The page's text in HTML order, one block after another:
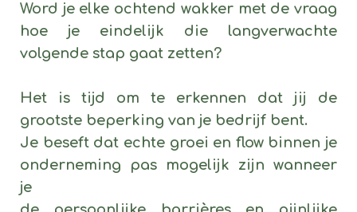
Word je elke ochtend wakker met de vraag
hoe je eindelijk die langverwachte
volgende stap gaat zetten?
Het is tijd om te erkennen dat jij de
grootste beperking van je bedrijf bent.
Je beseft dat echte groei en flow binnen je
onderneming pas mogelijk zijn wanneer
je